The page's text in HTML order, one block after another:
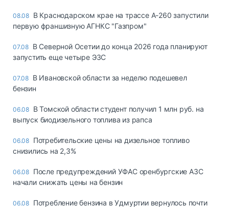
08.08 В Краснодарском крае на трассе А-260 запустили
первую франшизную АГНКС "Газпром"
07.08 В Северной Осетии до конца 2026 года планируют
запустить еще четыре ЭЗС
07.08 В Ивановской области за неделю подешевел
бензин
06.08 В Томской области студент получил 1 млн руб. на
выпуск биодизельного топлива из рапса
06.08 Потребительские цены на дизельное топливо
снизились на 2,3%
06.08 После предупреждений УФАС оренбургские АЗС
начали снижать цены на бензин
06.08 Потребление бензина в Удмуртии вернулось почти